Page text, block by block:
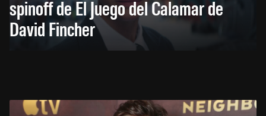
spinoff de El Juego del Calamar de
David Fincher